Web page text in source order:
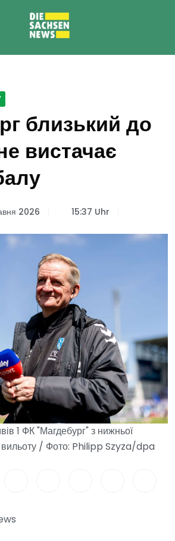
близький до
вистачає
2026 15:37 Uhr
1 ФК "Магдебург" з нижньої
вильоту / Фото: Philipp Szyza/dpa